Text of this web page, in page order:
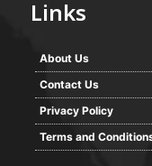
Links
About Us
Contact Us
Privacy Policy
Terms and